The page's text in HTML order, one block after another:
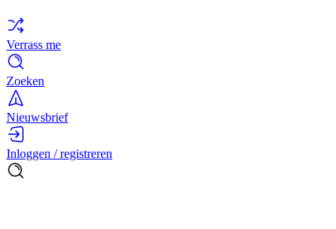
Verrass me
Zoeken
Nieuwsbrief
Inloggen / registreren